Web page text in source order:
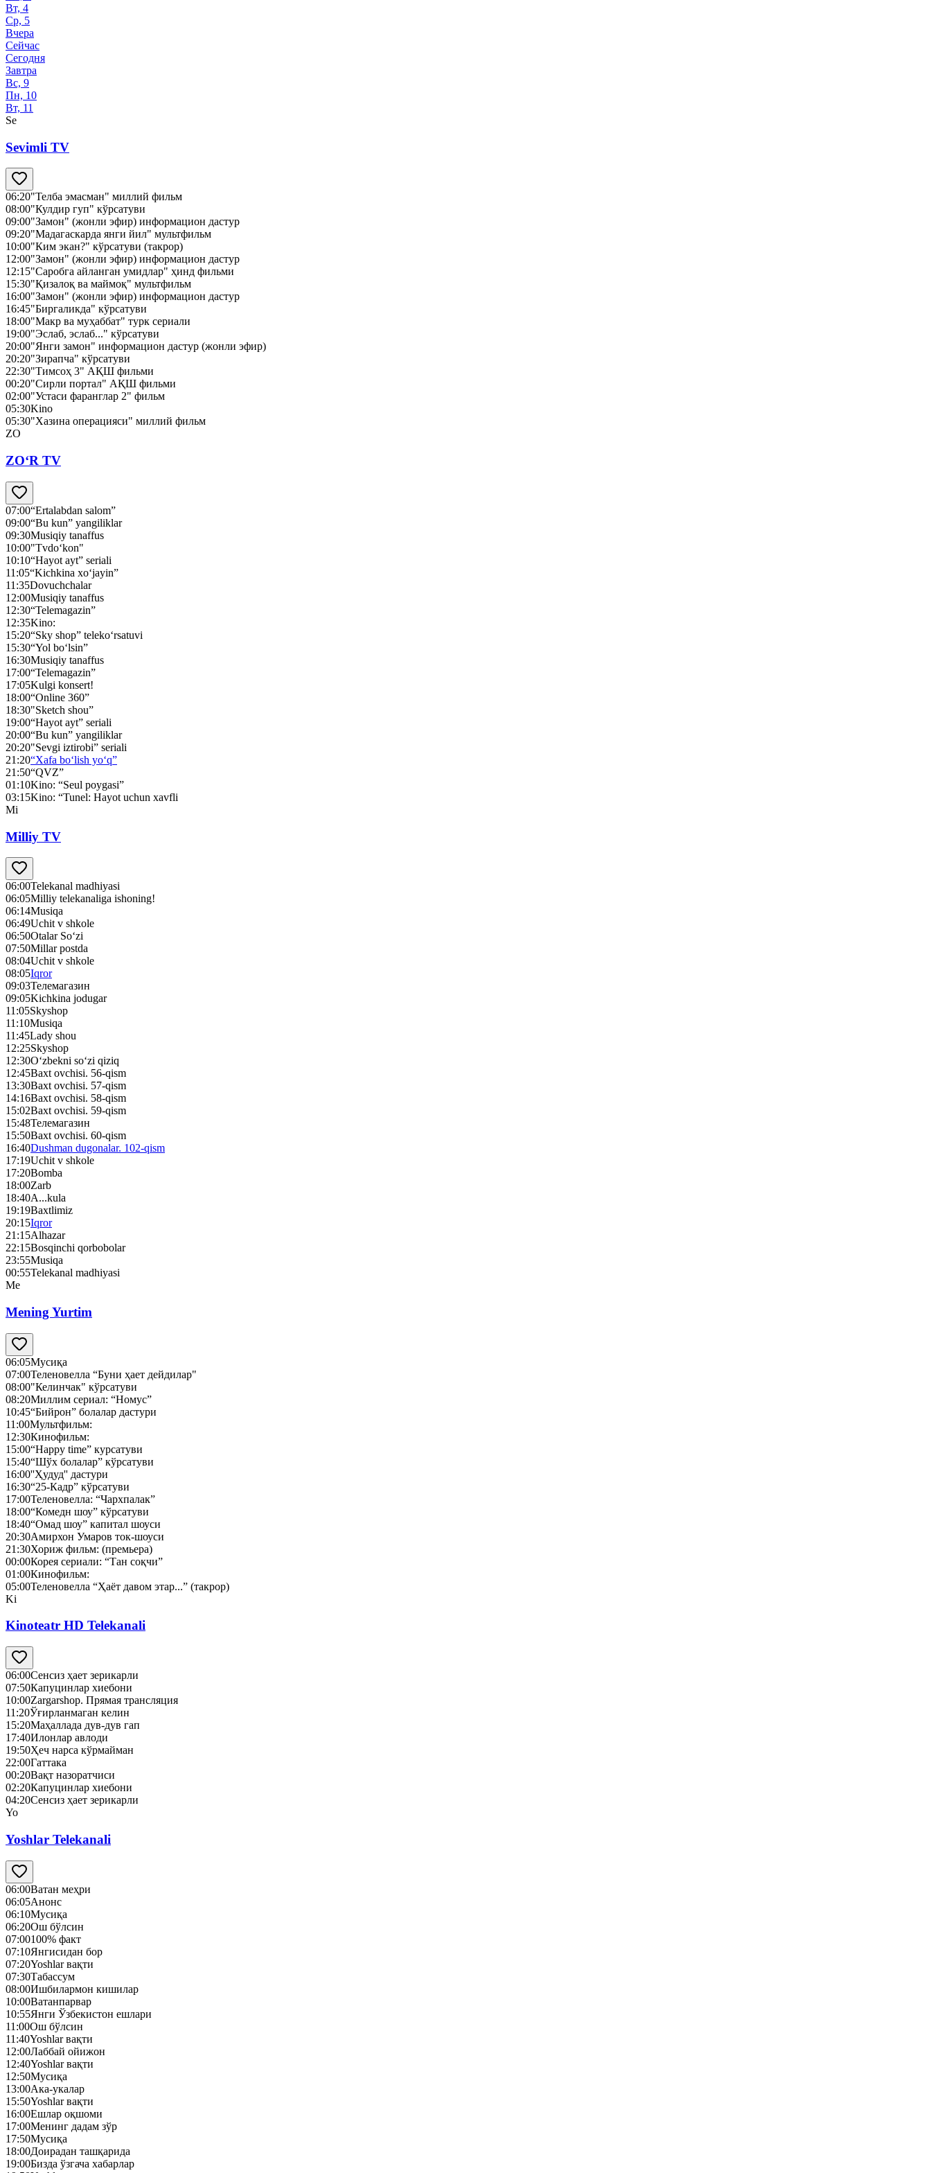
Вт, 4
Ср, 5
Вчера
Сейчас
Сегодня
Завтра
Вс, 9
Пн, 10
Вт, 11
Se
Sevimli TV
06:20"Телба эмасман" миллий фильм
08:00"Кулдир гуп" кўрсатуви
09:00"Замон" (жонли эфир) информацион дастур
09:20"Мадагаскарда янги йил" мультфильм
10:00"Ким экан?" кўрсатуви (такрор)
12:00"Замон" (жонли эфир) информацион дастур
12:15"Саробга айланган умидлар" ҳинд фильми
15:30"Қизалоқ ва маймоқ" мультфильм
16:00"Замон" (жонли эфир) информацион дастур
16:45"Биргаликда" кўрсатуви
18:00"Макр ва муҳаббат" турк сериали
19:00"Эслаб, эслаб..." кўрсатуви
20:00"Янги замон" информацион дастур (жонли эфир)
20:20"Зирапча" кўрсатуви
22:30"Тимсоҳ 3" АҚШ фильми
00:20"Сирли портал" АҚШ фильми
02:00"Устаси фаранглар 2" фильм
05:30Kino
05:30"Хазина операцияси" миллий фильм
ZO
ZO‘R TV
07:00“Ertalabdan salom”
09:00“Bu kun” yangiliklar
09:30Musiqiy tanaffus
10:00"Tvdo‘kon"
10:10“Hayot ayt” seriali
11:05“Kichkina xo‘jayin”
11:35Dovuchchalar
12:00Musiqiy tanaffus
12:30“Telemagazin”
12:35Kino:
15:20“Sky shop” teleko‘rsatuvi
15:30“Yol bo‘lsin”
16:30Musiqiy tanaffus
17:00“Telemagazin”
17:05Kulgi konsert!
18:00“Online 360”
18:30"Sketch shou”
19:00“Hayot ayt” seriali
20:00“Bu kun” yangiliklar
20:20"Sevgi iztirobi” seriali
21:20“Xafa bo‘lish yo‘q”
21:50“QVZ”
01:10Kino: “Seul poygasi”
03:15Kino: “Tunel: Hayot uchun xavfli
Mi
Milliy TV
06:00Telekanal madhiyasi
06:05Milliy telekanaliga ishoning!
06:14Musiqa
06:49Uchit v shkole
06:50Otalar So‘zi
07:50Millar postda
08:04Uchit v shkole
08:05Iqror
09:03Телемагазин
09:05Kichkina jodugar
11:05Skyshop
11:10Musiqa
11:45Lady shou
12:25Skyshop
12:30O‘zbekni so‘zi qiziq
12:45Baxt ovchisi. 56-qism
13:30Baxt ovchisi. 57-qism
14:16Baxt ovchisi. 58-qism
15:02Baxt ovchisi. 59-qism
15:48Телемагазин
15:50Baxt ovchisi. 60-qism
16:40Dushman dugonalar. 102-qism
17:19Uchit v shkole
17:20Bomba
18:00Zarb
18:40A...kula
19:19Baxtlimiz
20:15Iqror
21:15Alhazar
22:15Bosqinchi qorbobolar
23:55Musiqa
00:55Telekanal madhiyasi
Me
Mening Yurtim
06:05Мусиқа
07:00Теленовелла “Буни ҳает дейдилар"
08:00"Келинчак" кўрсатуви
08:20Миллим сериал: “Номус”
10:45“Бийрон” болалар дастури
11:00Мультфильм:
12:30Кинофильм:
15:00“Happy time” курсатуви
15:40“Шўх болалар” кўрсатуви
16:00''Ҳудуд'' дастури
16:30“25-Кадр” кўрсатуви
17:00Теленовелла: “Чархпалак”
18:00“Комедн шоу” кўрсатуви
18:40“Омад шоу” капитал шоуси
20:30Амирхон Умаров ток-шоуси
21:30Хориж фильм: (премьера)
00:00Корея сериали: “Тан соқчи”
01:00Кинофильм:
05:00Теленовелла “Ҳаёт давом этар...” (такрор)
Ki
Kinoteatr HD Telekanali
06:00Сенсиз ҳает зерикарли
07:50Капуцинлар хиебони
10:00Zargarshop. Прямая трансляция
11:20Ўғирланмаган келин
15:20Маҳаллада дув-дув гап
17:40Илонлар авлоди
19:50Ҳеч нарса кўрмайман
22:00Гаттака
00:20Вақт назоратчиси
02:20Капуцинлар хиебони
04:20Сенсиз ҳает зерикарли
Yo
Yoshlar Telekanali
06:00Ватан меҳри
06:05Анонс
06:10Mусиқа
06:20Ош бўлсин
07:00100% факт
07:10Янгисидан бор
07:20Yoshlar вақти
07:30Табассум
08:00Ишбилармон кишилар
10:00Ватанпарвар
10:55Янги Ўзбекистон ешлари
11:00Ош бўлсин
11:40Yoshlar вақти
12:00Лаббай ойижон
12:40Yoshlar вақти
12:50Mусиқа
13:00Ака-укалар
15:50Yoshlar вақти
16:00Ешлар оқшоми
17:00Менинг дадам зўр
17:50Mусиқа
18:00Доирадан ташқарида
19:00Бизда ўзгача хабарлар